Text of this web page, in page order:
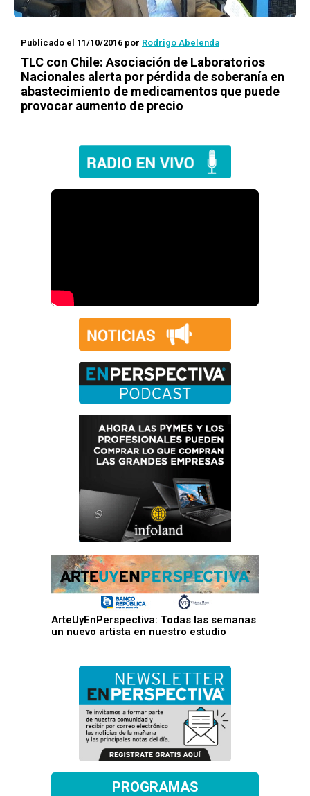
Publicado el 11/10/2016 por Rodrigo Abelenda
TLC con Chile: Asociación de Laboratorios
Nacionales alerta por pérdida de soberanía en
abastecimiento de medicamentos que puede
provocar aumento de precio
ArteUyEnPerspectiva: Todas las semanas
un nuevo artista en nuestro estudio
PROGRAMAS